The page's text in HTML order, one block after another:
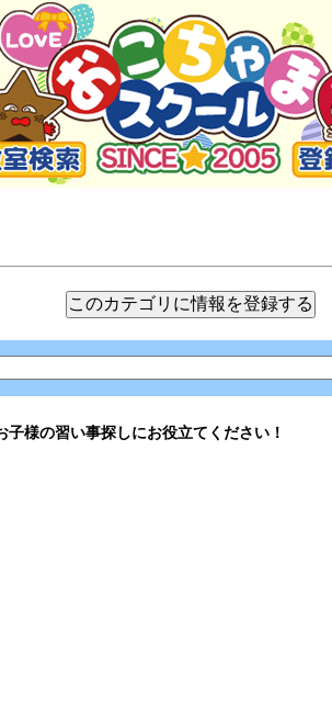
様の習い事探しにお役立てください！